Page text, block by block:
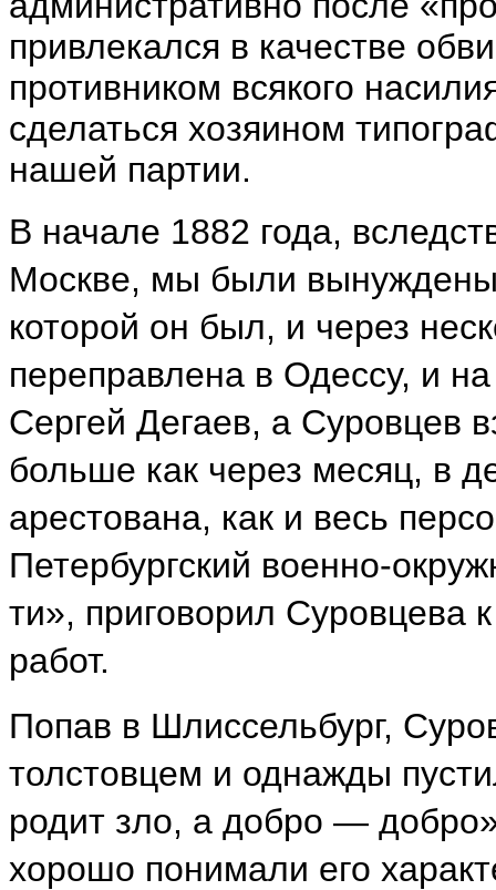
привлекался в качестве
противником всякого
сделаться хозяином
нашей партии.
В начале 1882 года,
Москве, мы были
которой он был, и через
переправлена в Одессу, и
Сергей Дегаев, а Суровцев
больше как через месяц, в
арестована, как и весь
Петербургский военно-
ти», приговорил Суровцева
работ.
Попав в Шлиссельбург,
толстовцем и однажды
родит зло, а добро —
хорошо понимали его